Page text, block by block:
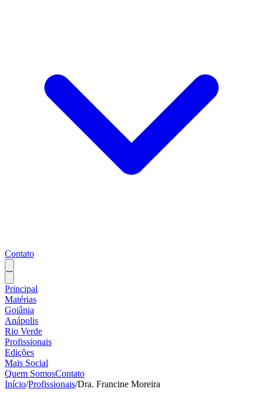
Contato
Principal
Matérias
Goiânia
Anápolis
Rio Verde
Profissionais
Edições
Mais Social
Quem SomosContato
Início/Profissionais/Dra. Francine Moreira